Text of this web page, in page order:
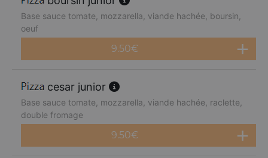
Base sauce tomate, mozzarella, viande hachée, boursin,
oeuf
9.50€
cesar junior
Base sauce tomate, mozzarella, viande hachée, raclette,
double fromage
9.50€